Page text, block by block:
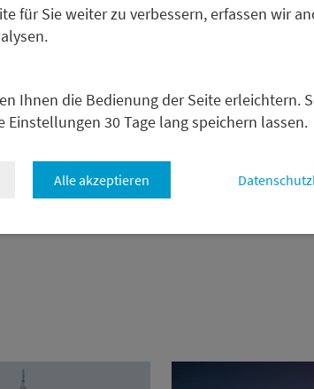
für Sie weiter zu verbessern, erfassen wir
Ihnen die Bedienung der Seite erleichtern.
Einstellungen 30 Tage lang speichern lassen.
Alle akzeptieren
Aufgrund seiner
liegt sein Fokus
in Tübingen
Ostasien und
Auslandssemester
für Weltwirtschaft
Research“.